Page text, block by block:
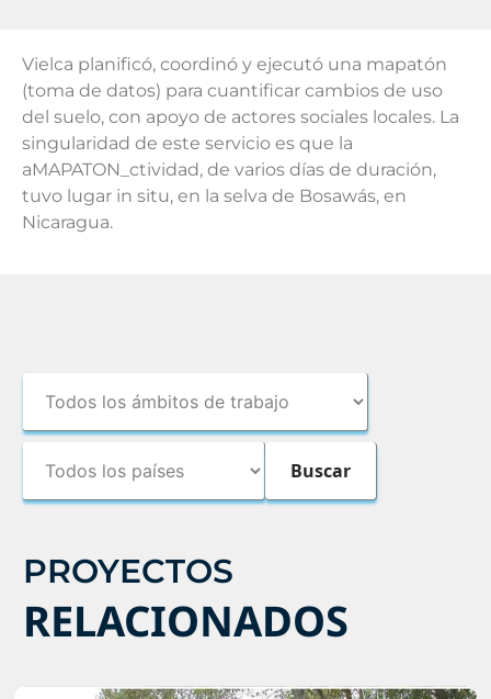
Vielca planificó, coordinó y ejecutó una mapatón
(toma de datos) para cuantificar cambios de uso
del suelo, con apoyo de actores sociales locales. La
singularidad de este servicio es que la
aMAPATON_ctividad, de varios días de duración,
tuvo lugar in situ, en la selva de Bosawás, en
Nicaragua.
PROYECTOS
RELACIONADOS